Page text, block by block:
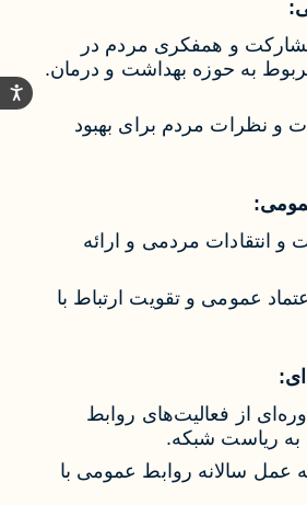
مشارکت و همفکری مردم در
به حوزه بهداشت و درمان.
و نظرات مردم برای بهبود
و انتقادات مردمی و ارائه
عمومی و تقویت ارتباط با
از فعالیت‌های روابط
به ریاست شبکه.
عمل سالانه روابط عمومی با